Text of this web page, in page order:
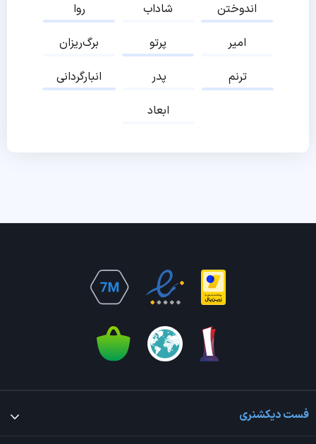
روا
شاداب
اندوختن
برگ‌ریزان
پرتو
امیر
انبارگردانی
پدر
ترنم
ابعاد
فست دیکشنری